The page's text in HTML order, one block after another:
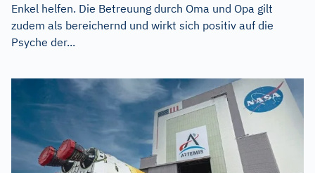
Enkel helfen. Die Betreuung durch Oma und Opa gilt
zudem als bereichernd und wirkt sich positiv auf die
Psyche der...